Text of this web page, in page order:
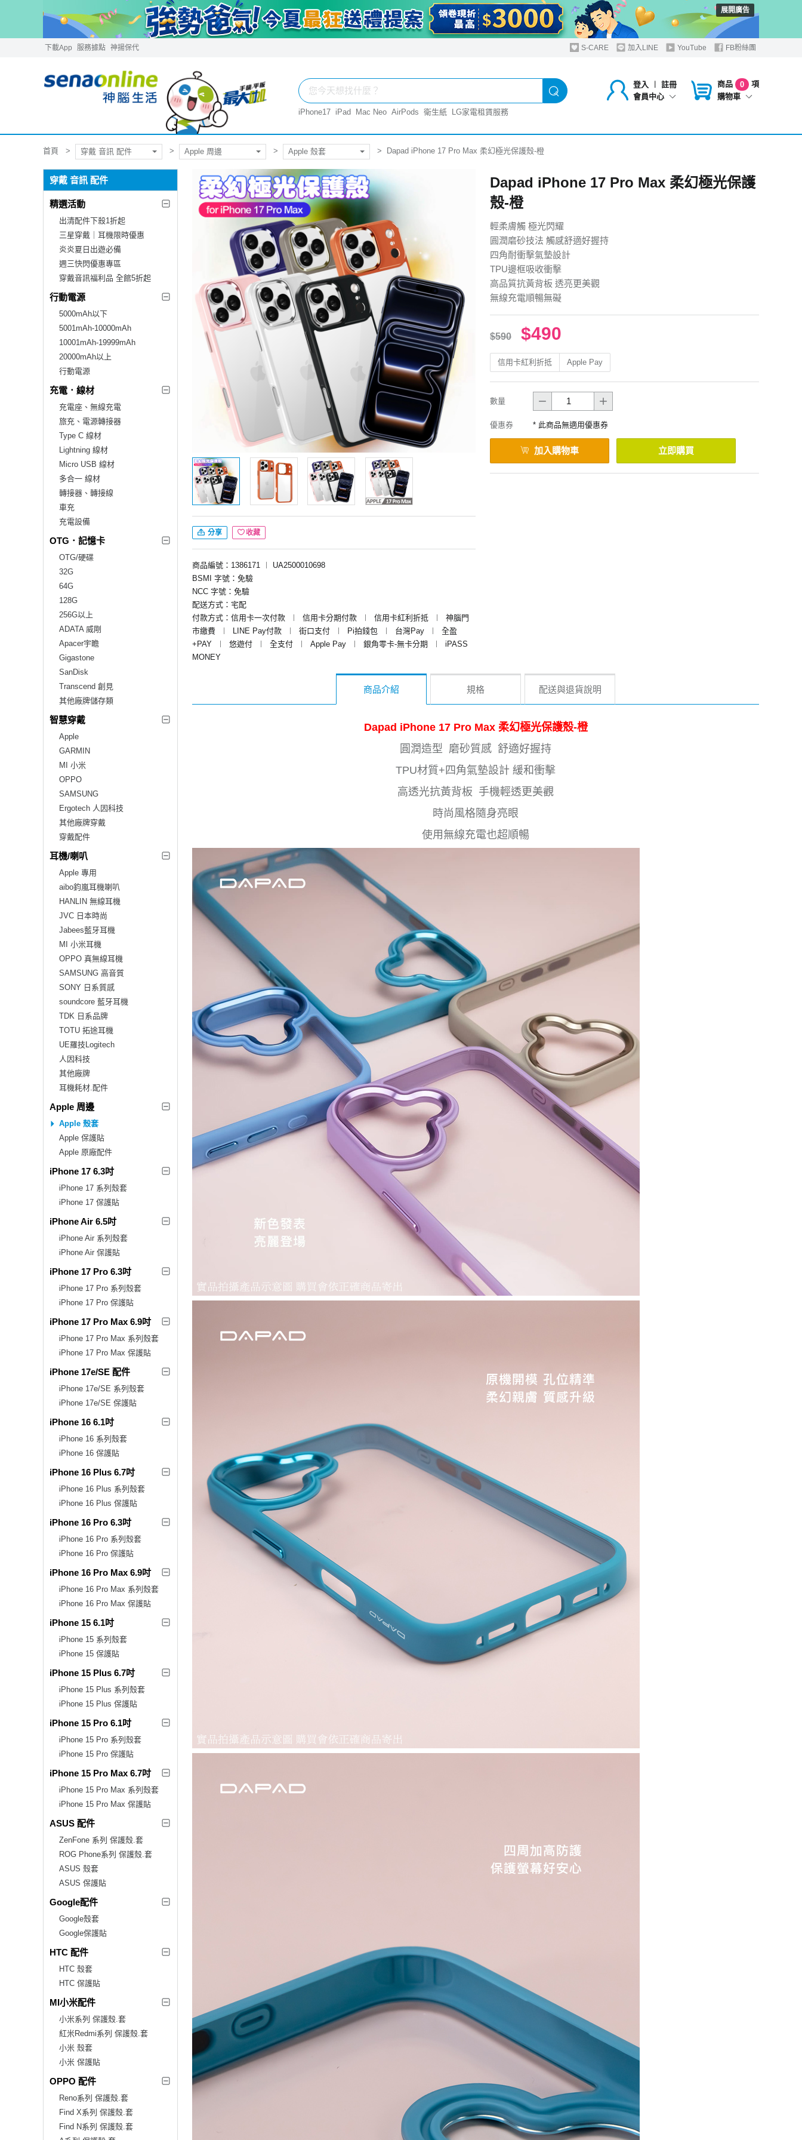
展開廣告
下載App 服務據點 神揚保代 S-CARE 加入LINE YouTube FB粉絲團
登入 ︱
註冊
會員中心
商品 0
項
購物車
iPhone17 iPad Mac Neo AirPods 衛生紙 LG家電租賃服務
首頁 穿戴 音訊 配件 Apple 周邊 Apple 殼套 Dapad iPhone 17 Pro Max 柔幻極光保護殼-橙
穿戴 音訊 配件
精選活動
出清配件下殺1折起
三星穿戴｜耳機限時優惠
炎炎夏日出遊必備
週三快閃優惠專區
穿戴音訊福利品 全館5折起
行動電源
5000mAh以下
5001mAh-10000mAh
10001mAh-19999mAh
20000mAh以上
行動電源
充電．線材
充電座、無線充電
旅充、電源轉接器
Type C 線材
Lightning 線材
Micro USB 線材
多合一 線材
轉接器、轉接線
車充
充電設備
OTG．記憶卡
OTG/硬碟
32G
64G
128G
256G以上
ADATA 威剛
Apacer宇瞻
Gigastone
SanDisk
Transcend 創見
其他廠牌儲存類
智慧穿戴
Apple
GARMIN
MI 小米
OPPO
SAMSUNG
Ergotech 人因科技
其他廠牌穿戴
穿戴配件
耳機/喇叭
Apple 專用
aibo鈞嵐耳機喇叭
HANLIN 無線耳機
JVC 日本時尚
Jabees藍牙耳機
MI 小米耳機
OPPO 真無線耳機
SAMSUNG 高音質
SONY 日系質感
soundcore 藍牙耳機
TDK 日系品牌
TOTU 拓途耳機
UE羅技Logitech
人因科技
其他廠牌
耳機耗材.配件
Apple 周邊
Apple 殼套
Apple 保護貼
Apple 原廠配件
iPhone 17 6.3吋
iPhone 17 系列殼套
iPhone 17 保護貼
iPhone Air 6.5吋
iPhone Air 系列殼套
iPhone Air 保護貼
iPhone 17 Pro 6.3吋
iPhone 17 Pro 系列殼套
iPhone 17 Pro 保護貼
iPhone 17 Pro Max 6.9吋
iPhone 17 Pro Max 系列殼套
iPhone 17 Pro Max 保護貼
iPhone 17e/SE 配件
iPhone 17e/SE 系列殼套
iPhone 17e/SE 保護貼
iPhone 16 6.1吋
iPhone 16 系列殼套
iPhone 16 保護貼
iPhone 16 Plus 6.7吋
iPhone 16 Plus 系列殼套
iPhone 16 Plus 保護貼
iPhone 16 Pro 6.3吋
iPhone 16 Pro 系列殼套
iPhone 16 Pro 保護貼
iPhone 16 Pro Max 6.9吋
iPhone 16 Pro Max 系列殼套
iPhone 16 Pro Max 保護貼
iPhone 15 6.1吋
iPhone 15 系列殼套
iPhone 15 保護貼
iPhone 15 Plus 6.7吋
iPhone 15 Plus 系列殼套
iPhone 15 Plus 保護貼
iPhone 15 Pro 6.1吋
iPhone 15 Pro 系列殼套
iPhone 15 Pro 保護貼
iPhone 15 Pro Max 6.7吋
iPhone 15 Pro Max 系列殼套
iPhone 15 Pro Max 保護貼
ASUS 配件
ZenFone 系列 保護殼.套
ROG Phone系列 保護殼.套
ASUS 殼套
ASUS 保護貼
Google配件
Google殼套
Google保護貼
HTC 配件
HTC 殼套
HTC 保護貼
MI小米配件
小米系列 保護殼.套
紅米Redmi系列 保護殼.套
小米 殼套
小米 保護貼
OPPO 配件
Reno系列 保護殼.套
Find X系列 保護殼.套
Find N系列 保護殼.套
分享 收藏
商品編號：1386171 ︱
UA2500010698
BSMI 字號：免驗
NCC 字號：免驗
配送方式：宅配
付款方式：信用卡一次付款
︱ 信用卡分期付款 ︱ 信用卡紅利折抵 ︱
神腦門
市繳費
︱ LINE Pay付款 ︱ 街口支付 ︱ Pi拍錢包 ︱ 台灣Pay ︱
全盈
+PAY
︱ 悠遊付 ︱ 全支付 ︱ Apple Pay ︱ 銀角零卡-無卡分期 ︱
iPASS
MONEY
Dapad iPhone 17 Pro Max 柔幻極光保護
殼-橙
輕柔膚觸 極光閃耀
圓潤磨砂技法 觸感舒適好握持
四角耐衝擊氣墊設計
TPU邊框吸收衝擊
高品質抗黃背板 透亮更美觀
無線充電順暢無礙
$590 $490
信用卡紅利折抵 Apple Pay
數量
優惠券 * 此商品無適用優惠券
加入購物車 立即購買
商品介紹 規格 配送與退貨說明
Dapad iPhone 17 Pro Max 柔幻極光保護殼-橙
圓潤造型 磨砂質感 舒適好握持
TPU材質+四角氣墊設計 緩和衝擊
高透光抗黃背板 手機輕透更美觀
時尚風格隨身亮眼
使用無線充電也超順暢